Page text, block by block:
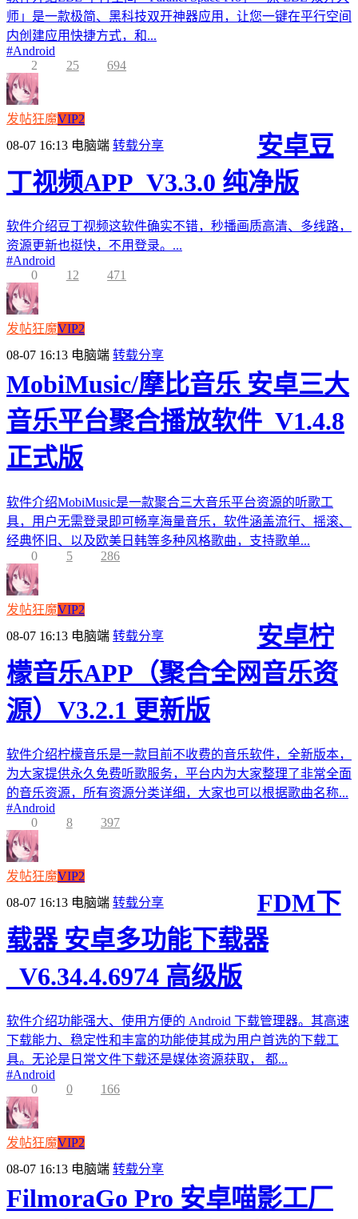
师」是一款极简、黑科技双开神器应用，让您一键在平行空间
内创建应用快捷方式，和...
#Android
2
25 694
发帖狂魔VIP2
08-07 16:13 电脑端 转载分享
安卓豆
丁视频APP_V3.3.0 纯净版
软件介绍豆丁视频这软件确实不错，秒播画质高清、多线路，
资源更新也挺快，不用登录。...
#Android
0
12 471
发帖狂魔VIP2
08-07 16:13 电脑端 转载分享
MobiMusic/摩比音乐 安卓三大
音乐平台聚合播放软件_V1.4.8
正式版
软件介绍MobiMusic是一款聚合三大音乐平台资源的听歌工
具，用户无需登录即可畅享海量音乐，软件涵盖流行、摇滚、
经典怀旧、以及欧美日韩等多种风格歌曲，支持歌单...
0
5 286
发帖狂魔VIP2
08-07 16:13 电脑端 转载分享
安卓柠
檬音乐APP（聚合全网音乐资
源）V3.2.1 更新版
软件介绍柠檬音乐是一款目前不收费的音乐软件，全新版本，
为大家提供永久免费听歌服务，平台内为大家整理了非常全面
的音乐资源，所有资源分类详细，大家也可以根据歌曲名称...
#Android
0
8 397
发帖狂魔VIP2
08-07 16:13 电脑端 转载分享
FDM下
载器 安卓多功能下载器
_V6.34.4.6974 高级版
软件介绍功能强大、使用方便的 Android 下载管理器。其高速
下载能力、稳定性和丰富的功能使其成为用户首选的下载工
具。无论是日常文件下载还是媒体资源获取， 都...
#Android
0
0 166
发帖狂魔VIP2
08-07 16:13 电脑端 转载分享
FilmoraGo Pro 安卓喵影工厂